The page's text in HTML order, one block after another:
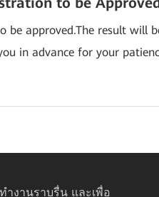
be approved.The result will
in advance for your
ำงานราบรื่น และเพื่อ